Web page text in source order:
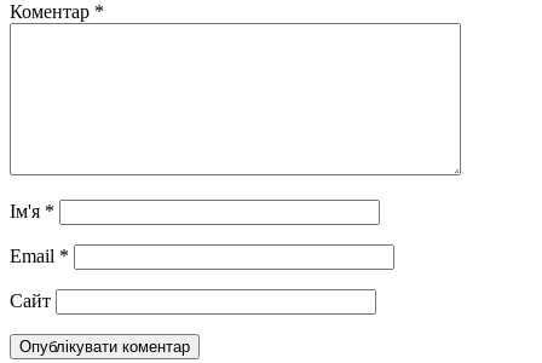
Коментар *
Ім'я *
Email *
Сайт